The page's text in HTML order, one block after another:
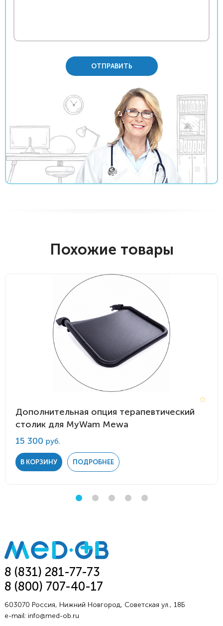
ОТПРАВИТЬ
Похожие товары
Дополнительная опция терапевтический
столик для MyWam Mewa
15 300 руб.
В КОРЗИНУ ПОДРОБНЕЕ
8 (831) 281-77-73
8 (800) 707-40-17
603070 Россия, Нижний Новгород, Советская ул., 18Б
e-mail: info@med-ob.ru